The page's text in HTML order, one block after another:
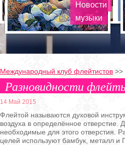
Новости
музыки
Международный клуб флейтистов >>
Разновидности
14 Май 2015
Флейтой называются духовой
воздуха в определённое
необходимые для этого отверстия.
целей используют бамбук, металл и